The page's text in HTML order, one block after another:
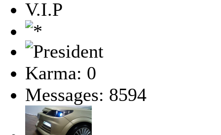
V.I.P
Karma: 0
Messages: 8594